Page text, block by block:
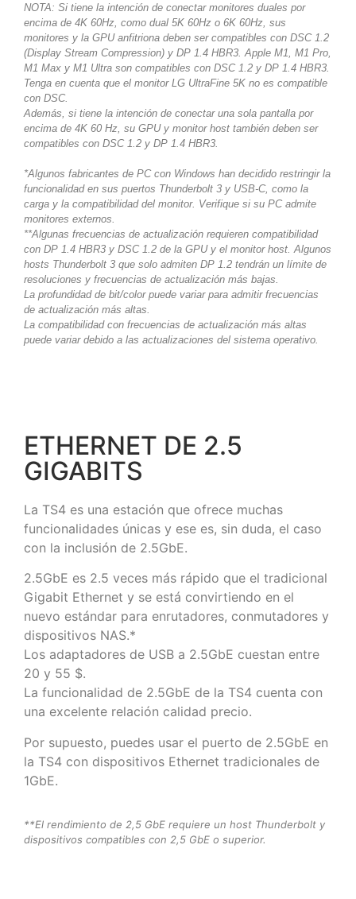
NOTA: Si tiene la intención de conectar monitores duales por
encima de 4K 60Hz, como dual 5K 60Hz o 6K 60Hz, sus
monitores y la GPU anfitriona deben ser compatibles con DSC 1.2
(Display Stream Compression) y DP 1.4 HBR3. Apple M1, M1 Pro,
M1 Max y M1 Ultra son compatibles con DSC 1.2 y DP 1.4 HBR3.
Tenga en cuenta que el monitor LG UltraFine 5K no es compatible
con DSC.
Además, si tiene la intención de conectar una sola pantalla por
encima de 4K 60 Hz, su GPU y monitor host también deben ser
compatibles con DSC 1.2 y DP 1.4 HBR3.
*Algunos fabricantes de PC con Windows han decidido restringir la
funcionalidad en sus puertos Thunderbolt 3 y USB-C, como la
carga y la compatibilidad del monitor. Verifique si su PC admite
monitores externos.
**Algunas frecuencias de actualización requieren compatibilidad
con DP 1.4 HBR3 y DSC 1.2 de la GPU y el monitor host. Algunos
hosts Thunderbolt 3 que solo admiten DP 1.2 tendrán un límite de
resoluciones y frecuencias de actualización más bajas.
La profundidad de bit/color puede variar para admitir frecuencias
de actualización más altas.
La compatibilidad con frecuencias de actualización más altas
puede variar debido a las actualizaciones del sistema operativo.
ETHERNET DE 2.5
GIGABITS
La TS4 es una estación que ofrece muchas
funcionalidades únicas y ese es, sin duda, el caso
con la inclusión de 2.5GbE.
2.5GbE es 2.5 veces más rápido que el tradicional
Gigabit Ethernet y se está convirtiendo en el
nuevo estándar para enrutadores, conmutadores y
dispositivos NAS.*
Los adaptadores de USB a 2.5GbE cuestan entre
20 y 55 $.
La funcionalidad de 2.5GbE de la TS4 cuenta con
una excelente relación calidad precio.
Por supuesto, puedes usar el puerto de 2.5GbE en
la TS4 con dispositivos Ethernet tradicionales de
1GbE.
**El rendimiento de 2,5 GbE requiere un host Thunderbolt y
dispositivos compatibles con 2,5 GbE o superior.